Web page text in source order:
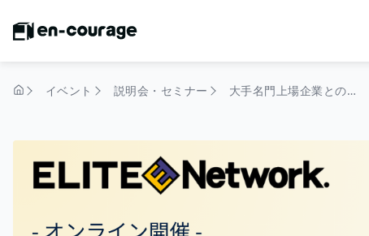
イベント 説明会・セミナー 大手名門上場企業との取引実績2,000社！「あの有名企業の採用」を支える創業27年の老舗転職エージェント／本選考直結会社説明会